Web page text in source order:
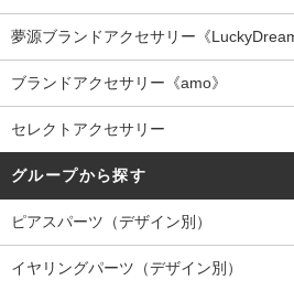
夢源ブランドアクセサリー《LuckyDream
ブランドアクセサリー《amo》
セレクトアクセサリー
グループから探す
ピアスパーツ（デザイン別）
イヤリングパーツ（デザイン別）